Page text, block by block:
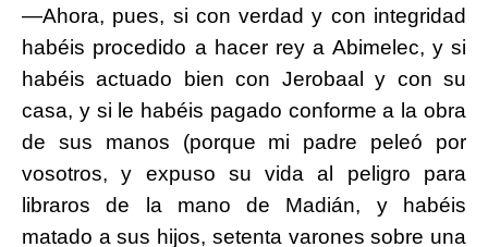
—Ahora, pues, si con verdad y con integridad
habéis procedido a hacer rey a Abimelec, y si
habéis actuado bien con Jerobaal y con su
casa, y si le habéis pagado conforme a la obra
de sus manos (porque mi padre peleó por
vosotros, y expuso su vida al peligro para
libraros de la mano de Madián, y habéis
matado a sus hijos, setenta varones sobre una